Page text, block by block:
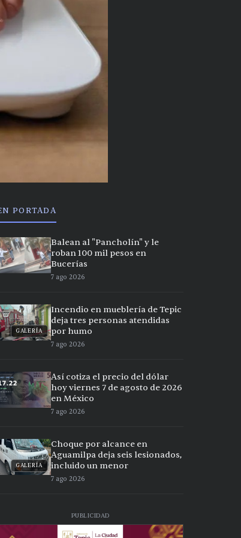
PORTADA
Balean al "Pancholín" y le
roban 100 mil pesos en
Bucerías
7 ago 2026
GALERÍA
Incendio en mueblería de Tepic
deja tres personas atendidas
por humo
7 ago 2026
Así cotiza el precio del dólar
hoy viernes 7 de agosto de 2026
en México
7 ago 2026
GALERÍA
Choque por alcance en
Aguamilpa deja seis lesionados,
incluido un menor
7 ago 2026
PUBLICIDAD